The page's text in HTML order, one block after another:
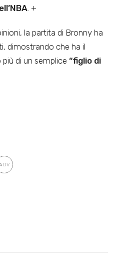
. +
la partita di Bronny ha
dimostrando che ha il
di un semplice “figlio di